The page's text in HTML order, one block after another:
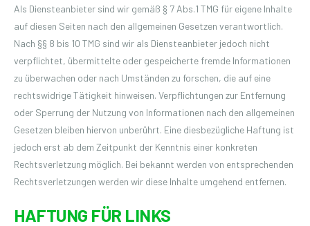
Als Diensteanbieter sind wir gemäß § 7 Abs.1 TMG für eigene Inhalte
auf diesen Seiten nach den allgemeinen Gesetzen verantwortlich.
Nach §§ 8 bis 10 TMG sind wir als Diensteanbieter jedoch nicht
verpflichtet, übermittelte oder gespeicherte fremde Informationen
zu überwachen oder nach Umständen zu forschen, die auf eine
rechtswidrige Tätigkeit hinweisen. Verpflichtungen zur Entfernung
oder Sperrung der Nutzung von Informationen nach den allgemeinen
Gesetzen bleiben hiervon unberührt. Eine diesbezügliche Haftung ist
jedoch erst ab dem Zeitpunkt der Kenntnis einer konkreten
Rechtsverletzung möglich. Bei bekannt werden von entsprechenden
Rechtsverletzungen werden wir diese Inhalte umgehend entfernen.
HAFTUNG FÜR LINKS